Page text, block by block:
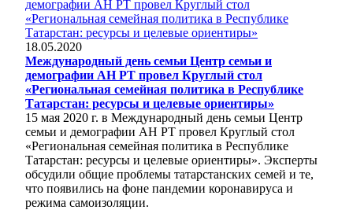
18.05.2020
Международный день семьи Центр семьи и
демографии АН РТ провел Круглый стол
«Региональная семейная политика в Республике
Татарстан: ресурсы и целевые ориентиры»
15 мая 2020 г. в Международный день семьи Центр
семьи и демографии АН РТ провел Круглый стол
«Региональная семейная политика в Республике
Татарстан: ресурсы и целевые ориентиры». Эксперты
обсудили общие проблемы татарстанских семей и те,
что появились на фоне пандемии коронавируса и
режима самоизоляции.